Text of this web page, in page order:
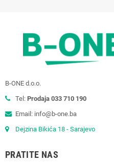
B-ONE d.o.o.
Tel: Prodaja 033 710 190
Email: info@b-one.ba
Dejzina Bikića 18 - Sarajevo
PRATITE NAS